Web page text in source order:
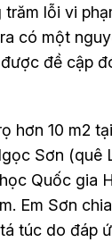
trăm lỗi vi
có một
đề cập
hơn 10 m2
Sơn (quê
Quốc gia
Em Sơn
túc do đáp